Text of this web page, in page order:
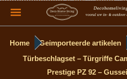
Home
Geimporteerde artikelen
Türbeschlagset – Türgriffe
Prestige PZ 92 –